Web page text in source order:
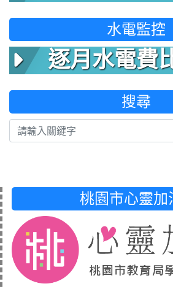
水電監控
逐月水電費
搜尋
桃園市心靈加